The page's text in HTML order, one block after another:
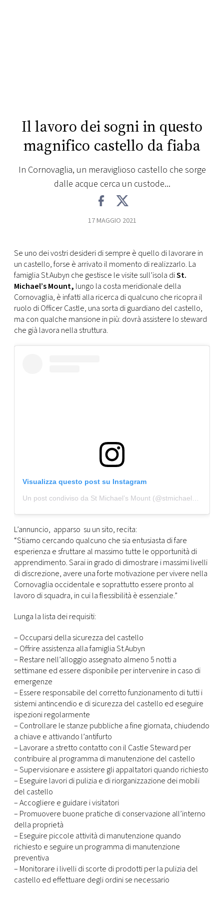
PRINCIPATO
MONACO
Il lavoro dei sogni in questo
magnifico castello da fiaba
In Cornovaglia, un meraviglioso castello che sorge
dalle acque cerca un custode...
17 MAGGIO 2021
Se uno dei vostri desideri di sempre è quello di lavorare in
un castello, forse è arrivato il momento di realizzarlo. La
famiglia St.Aubyn che gestisce le visite sull’isola diSt.
Michael’s Mount, lungo la costa meridionale della
Cornovaglia, è infatti alla ricerca di qualcuno che ricopra il
ruolo di Officer Castle, una sorta di guardiano del castello,
ma con qualche mansione in più: dovrà assistere lo steward
che già lavora nella struttura.
Visualizza questo post su Instagram
L’annuncio, apparso su un sito, recita:
“Stiamo cercando qualcuno che sia entusiasta di fare
esperienza e sfruttare al massimo tutte le opportunità di
apprendimento. Sarai in grado di dimostrare i massimi livelli
di discrezione, avere una forte motivazione per vivere nella
Cornovaglia occidentale e soprattutto essere pronto al
lavoro di squadra, in cui la flessibilità è essenziale.”
Lunga la lista dei requisiti:
– Occuparsi della sicurezza del castello
– Offrire assistenza alla famiglia St.Aubyn
– Restare nell’alloggio assegnato almeno 5 notti a
settimane ed essere disponibile per intervenire in caso di
emergenze
– Essere responsabile del corretto funzionamento di tutti i
sistemi antincendio e di sicurezza del castello ed eseguire
ispezioni regolarmente
– Controllare le stanze pubbliche a fine giornata, chiudendo
a chiave e attivando l’antifurto
– Lavorare a stretto contatto con il Castle Steward per
contribuire al programma di manutenzione del castello
– Supervisionare e assistere gli appaltatori quando richiesto
– Eseguire lavori di pulizia e di riorganizzazione dei mobili
del castello
– Accogliere e guidare i visitatori
– Promuovere buone pratiche di conservazione all’interno
della proprietà
– Eseguire piccole attività di manutenzione quando
richiesto e seguire un programma di manutenzione
preventiva
– Monitorare i livelli di scorte di prodotti per la pulizia del
castello ed effettuare degli ordini se necessario